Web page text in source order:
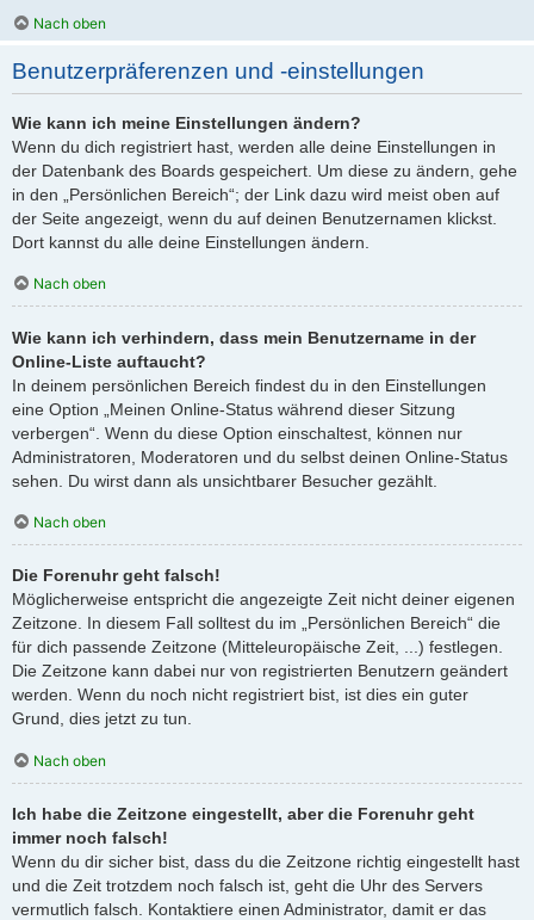
Nach oben
Benutzerpräferenzen und -einstellungen
Wie kann ich meine Einstellungen ändern?
Wenn du dich registriert hast, werden alle deine Einstellungen in
der Datenbank des Boards gespeichert. Um diese zu ändern, gehe
in den „Persönlichen Bereich“; der Link dazu wird meist oben auf
der Seite angezeigt, wenn du auf deinen Benutzernamen klickst.
Dort kannst du alle deine Einstellungen ändern.
Nach oben
Wie kann ich verhindern, dass mein Benutzername in der
Online-Liste auftaucht?
In deinem persönlichen Bereich findest du in den Einstellungen
eine Option „Meinen Online-Status während dieser Sitzung
verbergen“. Wenn du diese Option einschaltest, können nur
Administratoren, Moderatoren und du selbst deinen Online-Status
sehen. Du wirst dann als unsichtbarer Besucher gezählt.
Nach oben
Die Forenuhr geht falsch!
Möglicherweise entspricht die angezeigte Zeit nicht deiner eigenen
Zeitzone. In diesem Fall solltest du im „Persönlichen Bereich“ die
für dich passende Zeitzone (Mitteleuropäische Zeit, ...) festlegen.
Die Zeitzone kann dabei nur von registrierten Benutzern geändert
werden. Wenn du noch nicht registriert bist, ist dies ein guter
Grund, dies jetzt zu tun.
Nach oben
Ich habe die Zeitzone eingestellt, aber die Forenuhr geht
immer noch falsch!
Wenn du dir sicher bist, dass du die Zeitzone richtig eingestellt hast
und die Zeit trotzdem noch falsch ist, geht die Uhr des Servers
vermutlich falsch. Kontaktiere einen Administrator, damit er das